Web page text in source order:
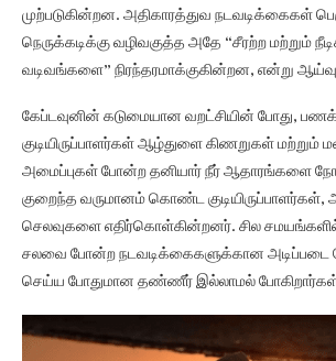
முற்படுகின்றன. அதிகாரத்துவ நடவடிக்கைகள்
நெருக்கடிக்கு வழிவகுத்த அதே “சீரற்ற மற்றும்
வடிவங்களை” நிரந்தரமாக்குகின்றன, என்று ஆய்வு
கேப்டவுனின் கடுமையான வறட்சியின் போது,
குடியிருப்பாளர்கள் ஆழ்துளை கிணறுகள் மற்றும்
அமைப்புகள் போன்ற தனியார் நீர் ஆதாரங்களை
குறைந்த வருமானம் கொண்ட
செலவுகளை எதிர்கொள்கின்றனர். சில
சலவை போன்ற நடவடிக்கைகளுக்கான அடிப்படை
செய்ய போதுமான தண்ணீர் இல்லாமல்